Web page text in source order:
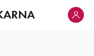
Klicka